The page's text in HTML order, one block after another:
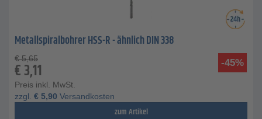
Metallspiralbohrer HSS-R - ähnlich DIN 338
-45%
€ 5,65
€3,11
Preis inkl. MwSt.
zzgl. € 5,90 Versandkosten
zum Artikel